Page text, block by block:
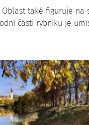
také figuruje na
části rybníku je